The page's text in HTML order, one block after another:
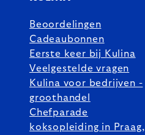
Beoordelingen
Cadeaubonnen
Eerste keer bij Kulina
Veelgestelde vragen
Kulina voor bedrijven -
groothandel
Chefparade
koksopleiding in Praag,